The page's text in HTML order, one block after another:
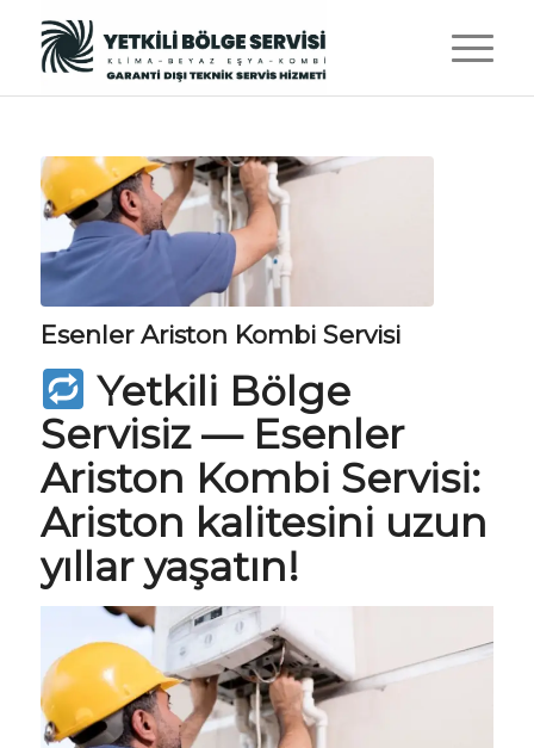
Esenler Ariston Kombi Servisi
Yetkili Bölge
Servisiz— Esenler
Ariston Kombi Servisi:
Ariston kalitesini uzun
yıllar yaşatın!